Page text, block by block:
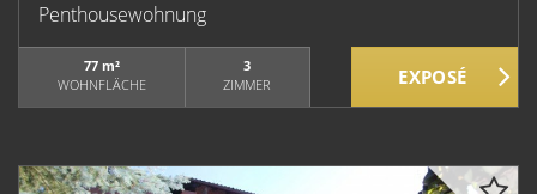
Penthousewohnung
77 m²
WOHNFLÄCHE
3
ZIMMER